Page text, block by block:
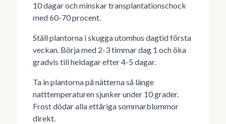
10 dagar och minskar transplantationschock
med 60-70 procent.
Ställ plantorna i skugga utomhus dagtid första
veckan. Börja med 2-3 timmar dag 1 och öka
gradvis till heldagar efter 4-5 dagar.
Ta in plantorna på nätterna så länge
natttemperaturen sjunker under 10 grader.
Frost dödar alla ettåriga sommarblommor
direkt.